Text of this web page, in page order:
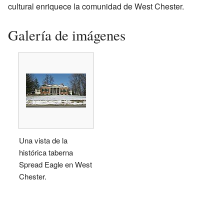
cultural enriquece la comunidad de West Chester.
Galería de imágenes
Una vista de la
histórica taberna
Spread Eagle en West
Chester.